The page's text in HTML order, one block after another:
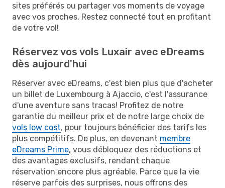
sites préférés ou partager vos moments de voyage
avec vos proches. Restez connecté tout en profitant
de votre vol!
Réservez vos vols Luxair avec eDreams
dès aujourd'hui
Réserver avec eDreams, c'est bien plus que d'acheter
un billet de Luxembourg à Ajaccio, c'est l'assurance
d'une aventure sans tracas! Profitez de notre
garantie du meilleur prix et de notre large choix de
vols low cost, pour toujours bénéficier des tarifs les
plus compétitifs. De plus, en devenant membre
eDreams Prime, vous débloquez des réductions et
des avantages exclusifs, rendant chaque
réservation encore plus agréable. Parce que la vie
réserve parfois des surprises, nous offrons des